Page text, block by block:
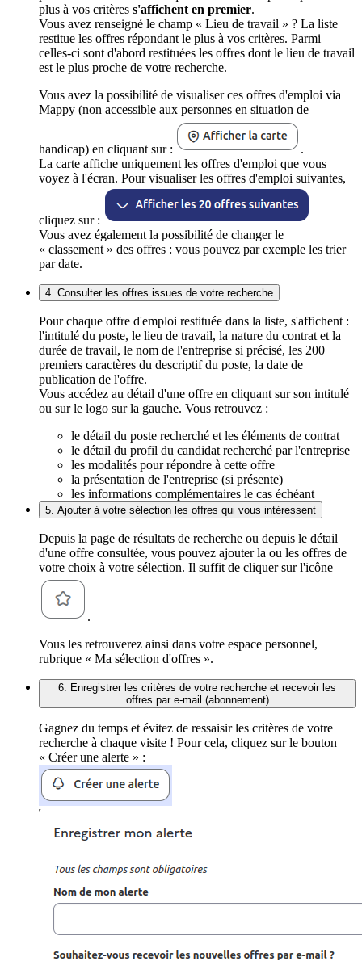
plus à vos critères s'affichent en premier.
Vous avez renseigné le champ « Lieu de travail » ? La liste
restitue les offres répondant le plus à vos critères. Parmi
celles-ci sont d'abord restituées les offres dont le lieu de travail
est le plus proche de votre recherche.
Vous avez la possibilité de visualiser ces offres d'emploi via
Mappy (non accessible aux personnes en situation de
handicap) en cliquant sur :
.
La carte affiche uniquement les offres d'emploi que vous
voyez à l'écran. Pour visualiser les offres d'emploi suivantes,
cliquez sur :
Vous avez également la possibilité de changer le
« classement » des offres : vous pouvez par exemple les trier
par date.
4. Consulter les offres issues de votre recherche
Pour chaque offre d'emploi restituée dans la liste, s'affichent :
l'intitulé du poste, le lieu de travail, la nature du contrat et la
durée de travail, le nom de l'entreprise si précisé, les 200
premiers caractères du descriptif du poste, la date de
publication de l'offre.
Vous accédez au détail d'une offre en cliquant sur son intitulé
ou sur le logo sur la gauche. Vous retrouvez :
le détail du poste recherché et les éléments de contrat
le détail du profil du candidat recherché par l'entreprise
les modalités pour répondre à cette offre
la présentation de l'entreprise (si présente)
les informations complémentaires le cas échéant
5. Ajouter à votre sélection les offres qui vous intéressent
Depuis la page de résultats de recherche ou depuis le détail
d'une offre consultée, vous pouvez ajouter la ou les offres de
votre choix à votre sélection. Il suffit de cliquer sur l'icône
.
Vous les retrouverez ainsi dans votre espace personnel,
rubrique « Ma sélection d'offres ».
6. Enregistrer les critères de votre recherche et recevoir les
offres par e-mail (abonnement)
Gagnez du temps et évitez de ressaisir les critères de votre
recherche à chaque visite ! Pour cela, cliquez sur le bouton
« Créer une alerte » :